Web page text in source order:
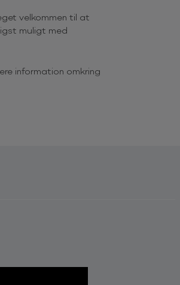
velkommen til at
muligt med
information omkring
hjulpet adskillige
Shu-Bi-
i Abba, James